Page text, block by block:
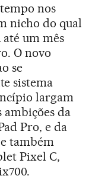
nos
nicho do qual
um mês
O novo
se
sistema
largam
ambições da
Pro, e da
também
Pixel C,